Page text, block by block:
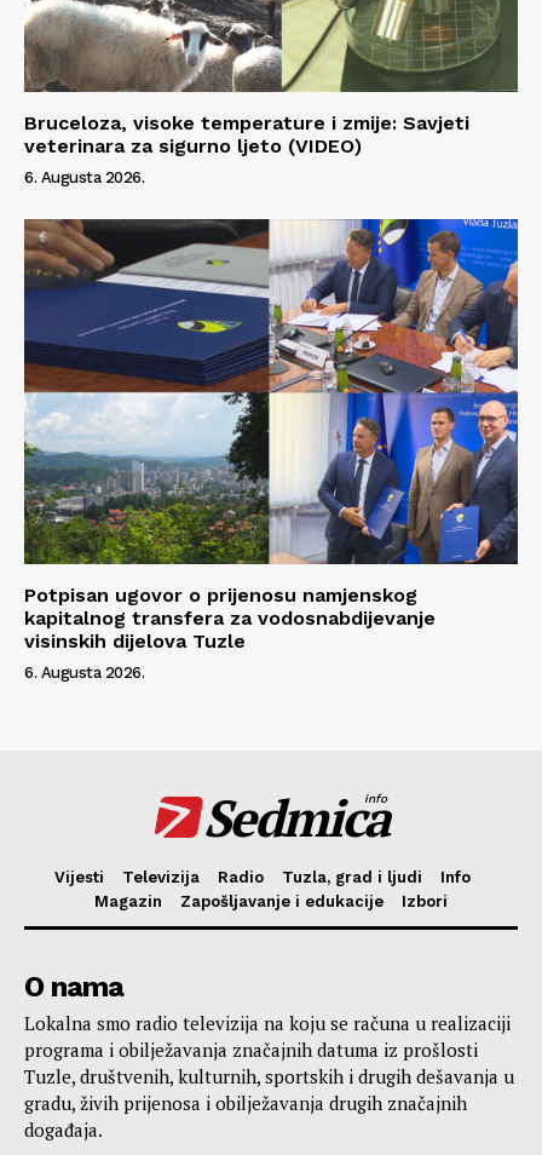
Bruceloza, visoke temperature i zmije: Savjeti
veterinara za sigurno ljeto (VIDEO)
6. Augusta 2026.
Potpisan ugovor o prijenosu namjenskog
kapitalnog transfera za vodosnabdijevanje
visinskih dijelova Tuzle
6. Augusta 2026.
Sedmica
info
Vijesti Televizija Radio Tuzla, grad i ljudi
Info
Magazin
Zapošljavanje i edukacije Izbori
O nama
Lokalna smo radio televizija na koju se računa u realizaciji
programa i obilježavanja značajnih datuma iz prošlosti
Tuzle, društvenih, kulturnih, sportskih i drugih dešavanja u
gradu, živih prijenosa i obilježavanja drugih značajnih
događaja.